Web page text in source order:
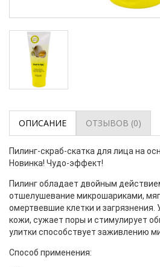
ОПИСАНИЕ ОТЗЫВОВ (0)
Пилинг-скраб-скатка для лица на
Новинка! Чудо-эффект!
Пилинг обладает двойным
отшелушевание микрошариками,
омертвевшие клетки и
кожи, сужает поры и стимулирует
улитки способствует заживлению
Способ применения: